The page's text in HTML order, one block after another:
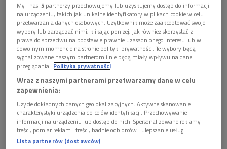
Fragmenty powieści Krzysztofa Karpińskiego "Czarnoskóry fordanser w
Warszawie. Opowieść o Auguście Agbooli Brownie" czytał Krzysztof
Wakuliński
Foto: Piotr Podlewski / Polskie Radio
My i nasi5 partnerzy przechowujemy lub uzyskujemy dostęp do informacji
na urządzeniu, takich jak unikalne identyfikatory w plikach cookie w celu
przetwarzania danych osobowych. Użytkownik może zaakceptować swoje
wybory lub zarządzać nimi, klikając poniżej, jak również skorzystać z
prawa do sprzeciwu na podstawie prawnie uzasadnionego interesu lub w
dowolnym momencie na stronie polityki prywatności. Te wybory będą
sygnalizowane naszym partnerom i nie będą miały wpływu na dane
przeglądania. Polityka prywatności
Wraz z naszymi partnerami przetwarzamy dane w celu
zapewnienia:
Użycie dokładnych danych geolokalizacyjnych. Aktywne skanowanie
charakterystyki urządzenia do celów identyfikacji. Przechowywanie
informacji na urządzeniu lub dostęp do nich. Spersonalizowane reklamy i
treści, pomiar reklam i treści, badnie odbiorców i ulepszanie usług.
Lista partnerów (dostawców)